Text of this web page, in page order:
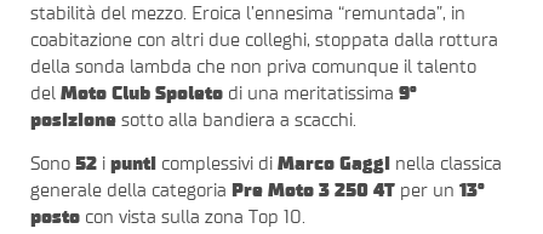
stabilità del mezzo. Eroica l’ennesima “remuntada”, in
coabitazione con altri due colleghi, stoppata dalla rottura
della sonda lambda che non priva comunque il talento
del Moto Club Spoleto di una meritatissima 9°
posizione sotto alla bandiera a scacchi.
Sono 52 i punti complessivi di Marco Gaggi
nella classica
generale della categoria Pre Moto 3 250 4T per un 13°
posto con vista sulla zona Top 10.